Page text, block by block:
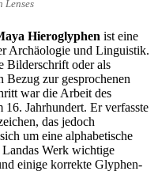
Lenses
Hieroglyphen ist eine
Archäologie und Linguistik.
Bilderschrift oder als
Bezug zur gesprochenen
war die Arbeit des
Jahrhundert. Er verfasste
das jedoch
um eine alphabetische
Werk wichtige
einige korrekte Glyphen-